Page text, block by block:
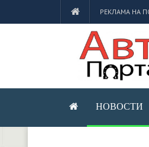
РЕКЛАМА НА
НОВОСТИ